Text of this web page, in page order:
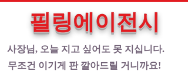
필링에이전시
사장님, 오늘 지고 싶어도 못 지십니다.
무조건 이기게 판 깔아드릴 거니까요!